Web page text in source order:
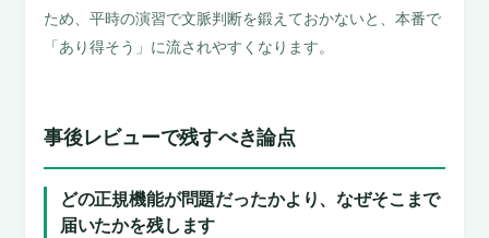
ため、平時の演習で文脈判断を鍛えておかないと、本番で
「あり得そう」に流されやすくなります。
事後レビューで残すべき論点
どの正規機能が問題だったかより、なぜそこまで
届いたかを残します